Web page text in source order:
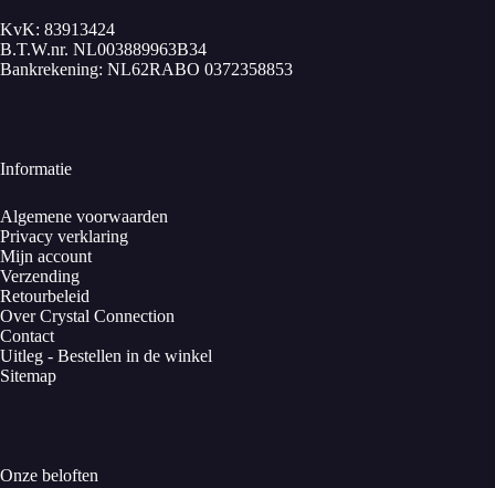
KvK: 83913424
B.T.W.nr. NL003889963B34
Bankrekening: NL62RABO 0372358853
Informatie
Algemene voorwaarden
Privacy verklaring
Mijn account
Verzending
Retourbeleid
Over Crystal Connection
Contact
Uitleg - Bestellen in de winkel
Sitemap
Onze beloften